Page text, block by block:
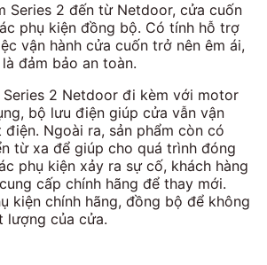
Series 2 đến từ Netdoor, cửa cuốn
phụ kiện đồng bộ. Có tính hỗ trợ
vận hành cửa cuốn trở nên êm ái,
đảm bảo an toàn.
Series 2 Netdoor đi kèm với motor
bộ lưu điện giúp cửa vẫn vận
Ngoài ra, sản phẩm còn có
từ xa để giúp cho quá trình đóng
phụ kiện xảy ra sự cố, khách hàng
cấp chính hãng để thay mới.
kiện chính hãng, đồng bộ để không
lượng của cửa.